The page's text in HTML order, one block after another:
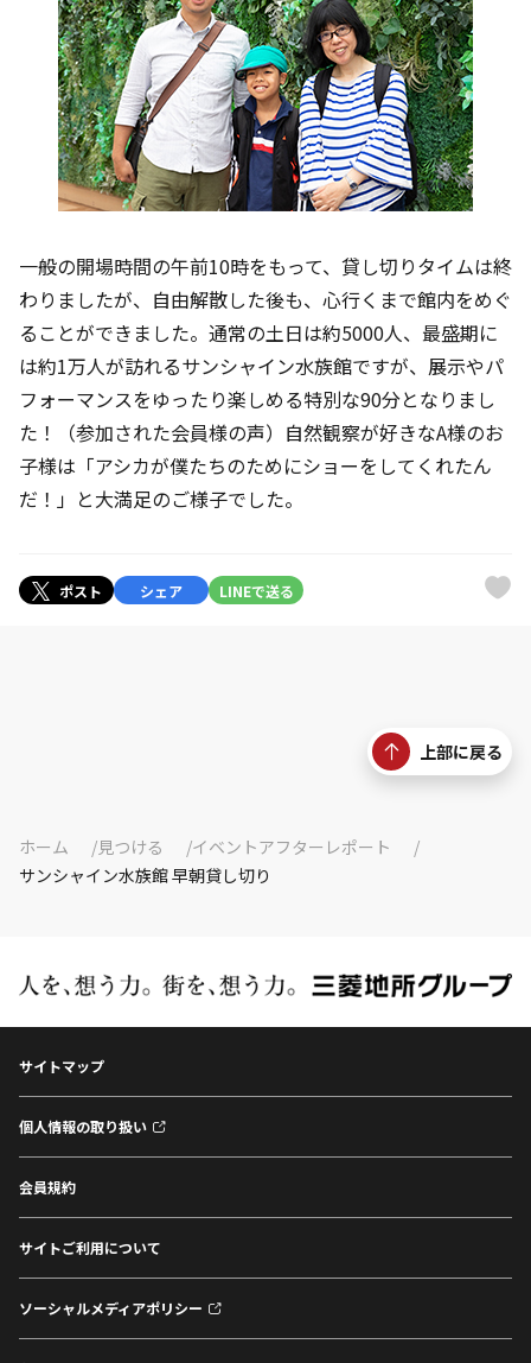
一般の開場時間の午前10時をもって、貸し切りタイムは終
わりましたが、自由解散した後も、心行くまで館内をめぐ
ることができました。通常の土日は約5000人、最盛期に
は約1万人が訪れるサンシャイン水族館ですが、展示やパ
フォーマンスをゆったり楽しめる特別な90分となりまし
た！（参加された会員様の声）自然観察が好きなA様のお
子様は「アシカが僕たちのためにショーをしてくれたん
だ！」と大満足のご様子でした。
ポスト シェア LINEで送る
上部に戻る
ホーム 見つける
イベントアフターレポート
サンシャイン水族館 早朝貸し切り
サイトマップ
個人情報の取り扱い
会員規約
サイトご利用について
ソーシャルメディアポリシー